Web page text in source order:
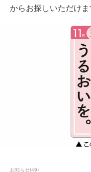
からお探しいただけま
お知らせ(49)